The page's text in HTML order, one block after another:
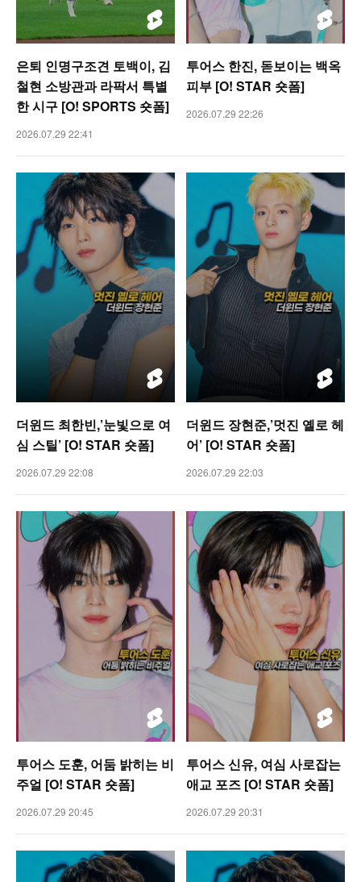
은퇴 인명구조견 토백이, 김
철현 소방관과 라팍서 특별
한 시구 [O! SPORTS 숏폼]
2026.07.29 22:41
투어스 한진, 돋보이는 백옥
피부 [O! STAR 숏폼]
2026.07.29 22:26
더윈드 최한빈,’눈빛으로 여
심 스틸’ [O! STAR 숏폼]
2026.07.29 22:08
더윈드 장현준,’멋진 옐로 헤
어’ [O! STAR 숏폼]
2026.07.29 22:03
투어스 도훈, 어둠 밝히는 비
주얼 [O! STAR 숏폼]
2026.07.29 20:45
투어스 신유, 여심 사로잡는
애교 포즈 [O! STAR 숏폼]
2026.07.29 20:31